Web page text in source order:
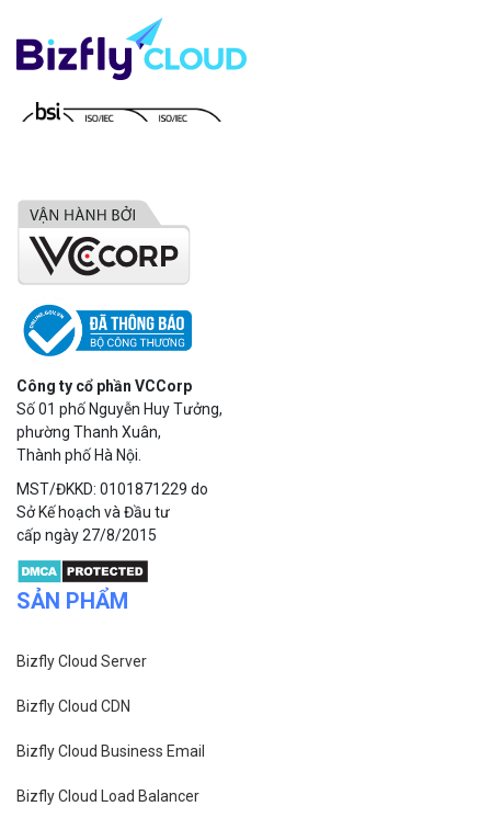
Công ty cổ phần VCCorp
Số 01 phố Nguyễn Huy Tưởng,
phường Thanh Xuân,
Thành phố Hà Nội.
MST/ĐKKD: 0101871229 do
Sở Kế hoạch và Đầu tư
cấp ngày 27/8/2015
SẢN PHẨM
Bizfly Cloud Server
Bizfly Cloud CDN
Bizfly Cloud Business Email
Bizfly Cloud Load Balancer